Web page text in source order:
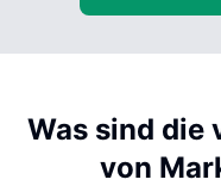
Was sind die
von